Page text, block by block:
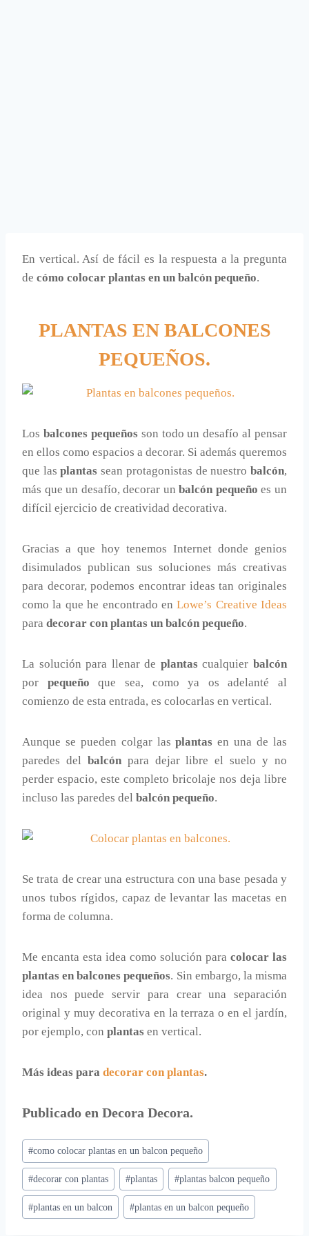
En vertical. Así de fácil es la respuesta a la pregunta
de cómo colocar plantas en un balcón pequeño.
PLANTAS EN BALCONES
PEQUEÑOS.
Los balcones pequeñosson todo un desafío al pensar
en ellos como espacios a decorar. Si además queremos
que lasplantas sean protagonistas de nuestrobalcón,
más que un desafío, decorar unbalcón pequeño es un
difícil ejercicio de creatividad decorativa.
Gracias a que hoy tenemos Internet donde genios
disimulados publican sus soluciones más creativas
para decorar, podemos encontrar ideas tan originales
como la que he encontrado enLowe’s Creative Ideas
para decorar con plantas un balcón pequeño.
La solución para llenar de plantascualquierbalcón
por pequeño que sea, como ya os adelanté al
comienzo de esta entrada, es colocarlas en vertical.
Aunque se pueden colgar lasplantas en una de las
paredes del balcónpara dejar libre el suelo y no
perder espacio, este completo bricolaje nos deja libre
incluso las paredes del balcón pequeño.
Se trata de crear una estructura con una base pesada y
unos tubos rígidos, capaz de levantar las macetas en
forma de columna.
Me encanta esta idea como solución para colocar las
plantas en balcones pequeños. Sin embargo, la misma
idea nos puede servir para crear una separación
original y muy decorativa en la terraza o en el jardín,
por ejemplo, con plantas en vertical.
Más ideas para decorar con plantas.
Publicado en Decora Decora.
Etiquetas
de
la
entrada:
#como colocar plantas en un balcon pequeño
#decorar con plantas #plantas #plantas balcon pequeño
#plantas en un balcon #plantas en un balcon pequeño